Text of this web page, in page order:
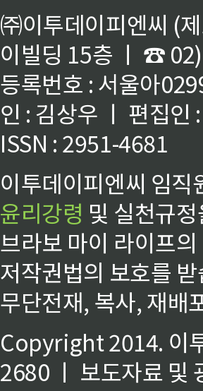
㈜이투데이피엔씨 (
이빌딩 15층 ㅣ ☎
등록번호 : 서울아
인 : 김상우 ㅣ 편집인
ISSN : 2951-4681
이투데이피엔씨 임
윤리강령 및 실천규
브라보 마이 라이프
저작권법의 보호를
무단전재, 복사, 재배
Copyright 2014. 이
2680 ㅣ 보도자료